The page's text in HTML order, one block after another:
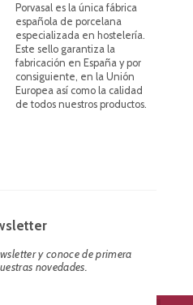
Porvasal es la única fábrica
española de porcelana
especializada en hostelería.
Este sello garantiza la
fabricación en España y por
consiguiente, en la Unión
Europea así como la calidad
de todos nuestros productos.
y conoce de primera
novedades.